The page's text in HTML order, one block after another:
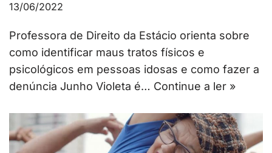
13/06/2022
Professora de Direito da Estácio orienta sobre
como identificar maus tratos físicos e
psicológicos em pessoas idosas e como fazer a
denúncia Junho Violeta é… Continue a ler »